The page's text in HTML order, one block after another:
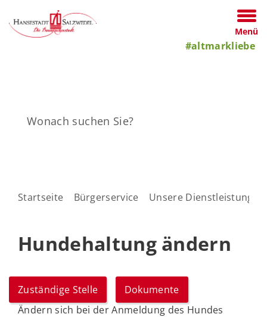
Menü
#altmarkliebe
Startseite Bürgerservice Unsere Dienstleistungen
Hundehaltung ändern
Zuständige Stelle
Dokumente
Ändern sich bei der Anmeldung des Hundes